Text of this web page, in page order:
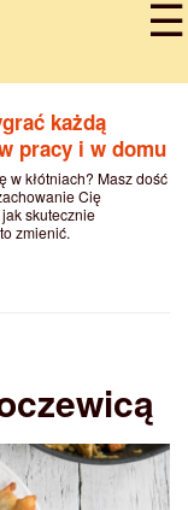
każdą
pracy i w domu
w kłótniach? Masz dość
Cię
skutecznie
zmienić.